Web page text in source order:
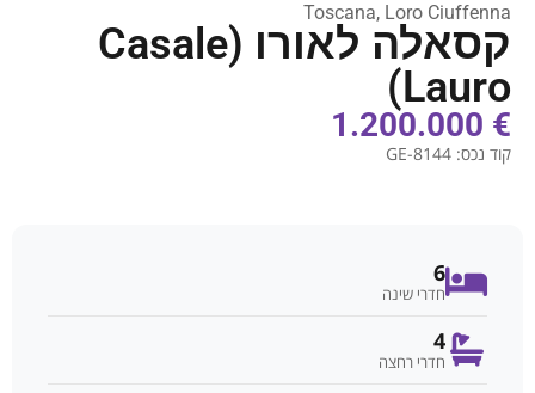
Toscana, Loro Ciuffenna
קסאלה לאורו (Casale
Lauro)
€ 1.200.000
קוד נכס: GE-8144
6
חדרי שינה
4
חדרי רחצה